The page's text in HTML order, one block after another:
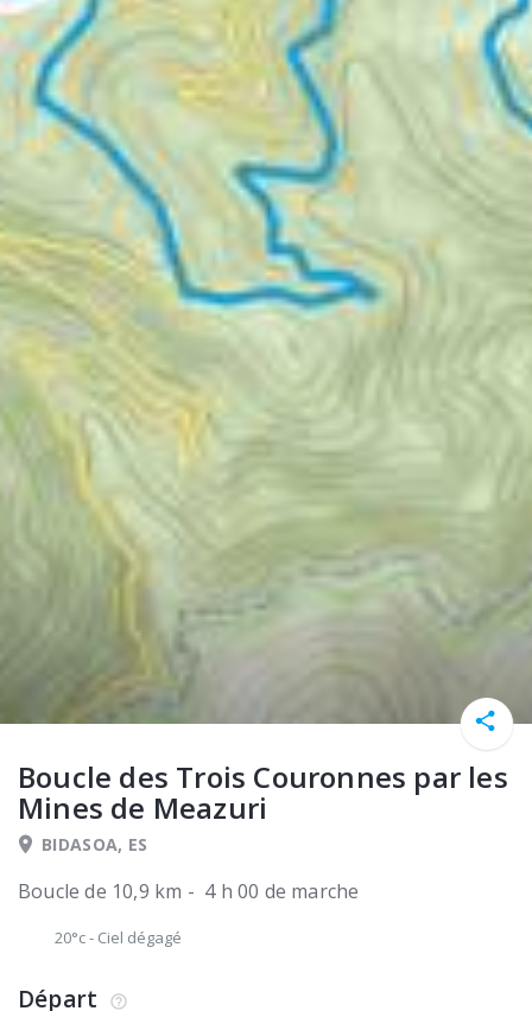
Boucle des Trois Couronnes par les
Mines de Meazuri
BIDASOA, ES
Boucle de 10,9 km - 4 h 00 de marche
20°c- Ciel dégagé
Départ